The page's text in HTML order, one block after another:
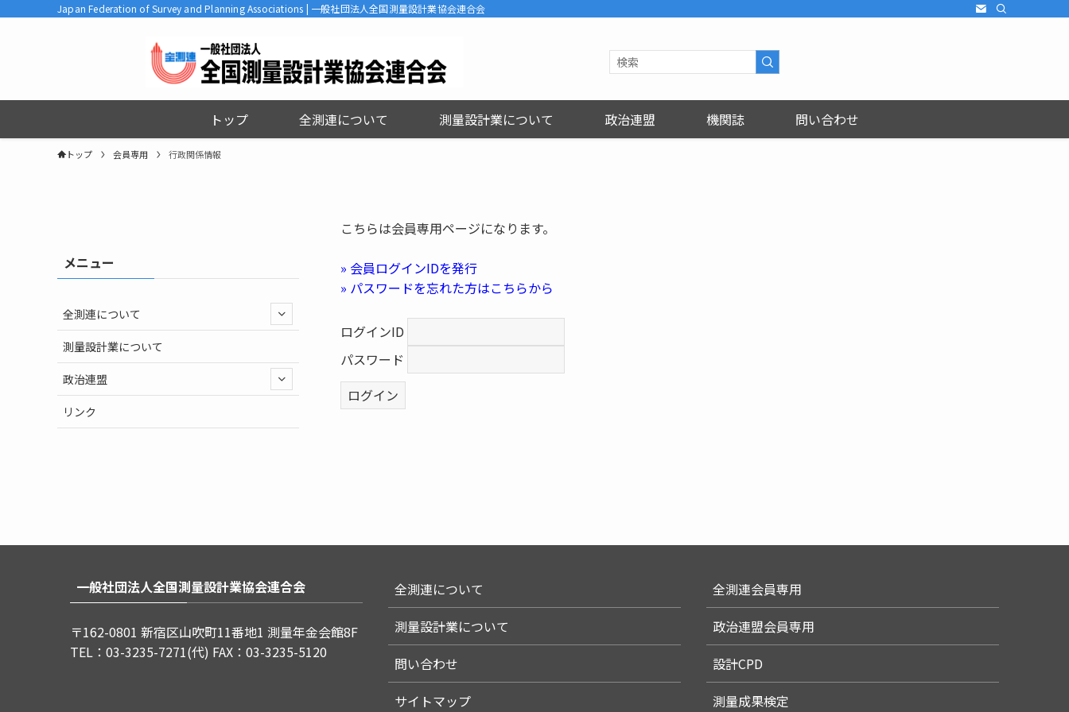
Japan Federation of Survey and Planning Associations | 一般社団法人全国測量設計業協会連合会
トップ 全測連について 測量設計業について 政治連盟 機関誌 問い合わせ
トップ 会員専用 行政関係情報
こちらは会員専用ページになります。
» 会員ログインIDを発行
» パスワードを忘れた方はこちらから
ログインID
パスワード
メニュー
全測連について
測量設計業について
政治連盟
リンク
一般社団法人全国測量設計業協会連合会
〒162-0801 新宿区山吹町11番地1 測量年金会館8F
TEL：03-3235-7271(代) FAX：03-3235-5120
全測連について
測量設計業について
問い合わせ
サイトマップ
全測連会員専用
政治連盟会員専用
設計CPD
測量成果検定